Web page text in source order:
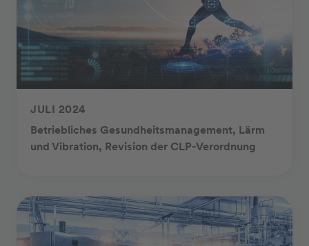
JULI 2024
Betriebliches Gesundheitsmanagement, Lärm
und Vibration, Revision der CLP-Verordnung